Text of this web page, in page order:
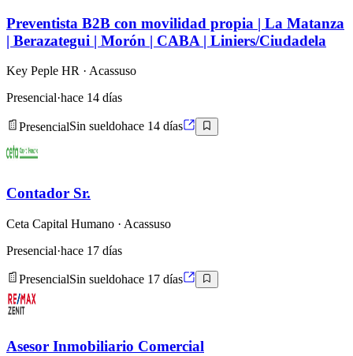
Preventista B2B con movilidad propia | La Matanza
| Berazategui | Morón | CABA | Liniers/Ciudadela
Key Peple HR · Acassuso
Presencial·hace 14 días
PresencialSin sueldohace 14 días
Contador Sr.
Ceta Capital Humano · Acassuso
Presencial·hace 17 días
PresencialSin sueldohace 17 días
Asesor Inmobiliario Comercial